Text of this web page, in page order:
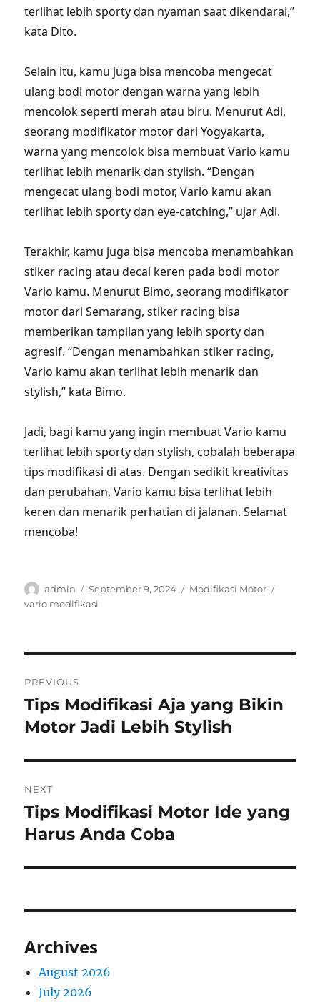
terlihat lebih sporty dan nyaman saat dikendarai,”
kata Dito.
Selain itu, kamu juga bisa mencoba mengecat
ulang bodi motor dengan warna yang lebih
mencolok seperti merah atau biru. Menurut Adi,
seorang modifikator motor dari Yogyakarta,
warna yang mencolok bisa membuat Vario kamu
terlihat lebih menarik dan stylish. “Dengan
mengecat ulang bodi motor, Vario kamu akan
terlihat lebih sporty dan eye-catching,” ujar Adi.
Terakhir, kamu juga bisa mencoba menambahkan
stiker racing atau decal keren pada bodi motor
Vario kamu. Menurut Bimo, seorang modifikator
motor dari Semarang, stiker racing bisa
memberikan tampilan yang lebih sporty dan
agresif. “Dengan menambahkan stiker racing,
Vario kamu akan terlihat lebih menarik dan
stylish,” kata Bimo.
Jadi, bagi kamu yang ingin membuat Vario kamu
terlihat lebih sporty dan stylish, cobalah beberapa
tips modifikasi di atas. Dengan sedikit kreativitas
dan perubahan, Vario kamu bisa terlihat lebih
keren dan menarik perhatian di jalanan. Selamat
mencoba!
Author
admin
Posted
on
September 9, 2024 Categories
Modifikasi Motor
vario modifikasi
navigation
PREVIOUS
Previous
post:
Tips Modifikasi Aja yang Bikin
Motor Jadi Lebih Stylish
NEXT
Next
post:
Tips Modifikasi Motor Ide yang
Harus Anda Coba
Archives
August 2026
July 2026